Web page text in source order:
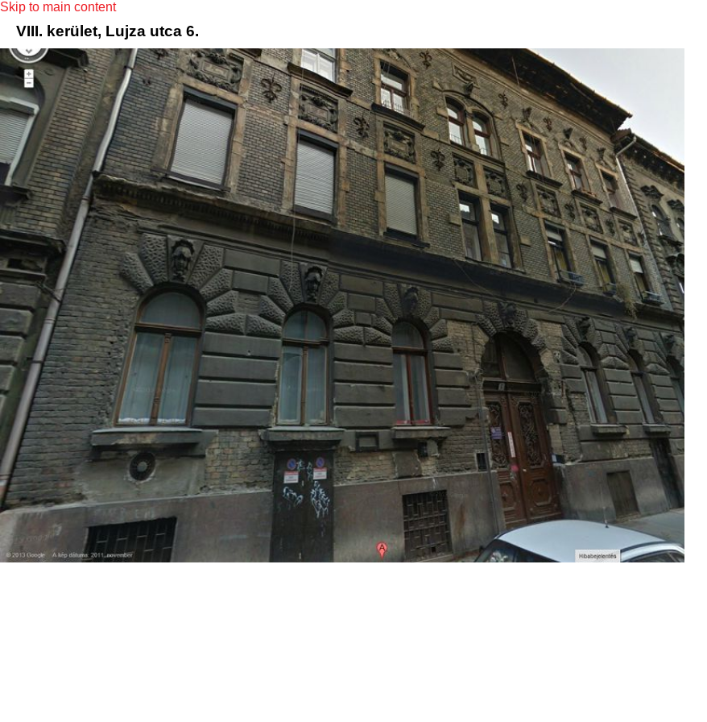
Skip to main content
VIII. kerület, Lujza utca 6.